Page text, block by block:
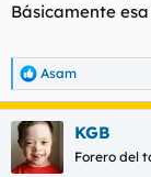
Básicamente
R
e
a
c
c
i
Asam
KGB
Forero del